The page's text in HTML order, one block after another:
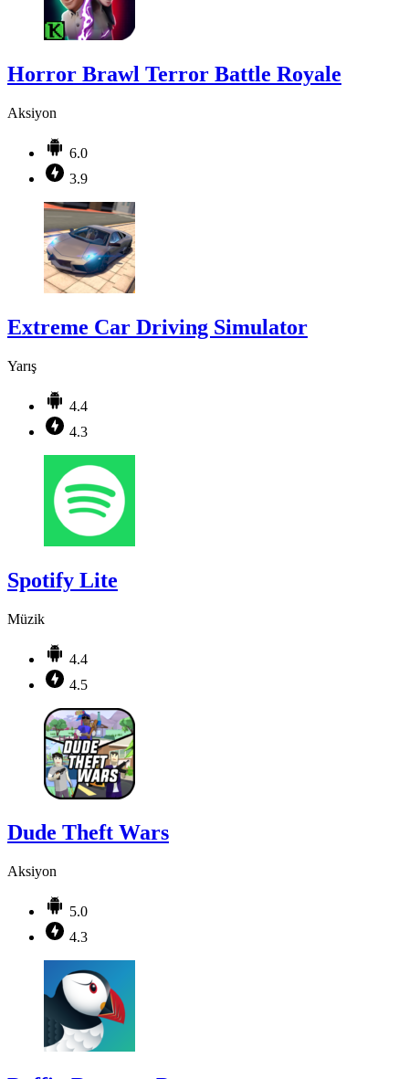
Horror Brawl Terror Battle Royale
Aksiyon
6.0
3.9
Extreme Car Driving Simulator
Yarış
4.4
4.3
Spotify Lite
Müzik
4.4
4.5
Dude Theft Wars
Aksiyon
5.0
4.3